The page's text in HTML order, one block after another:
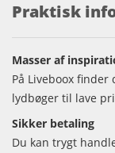
Praktisk
Masser af
På Liveboox finder
lydbøger til lave
Sikker betaling
Du kan trygt